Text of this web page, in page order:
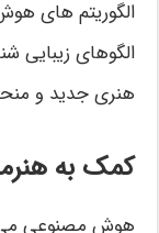
الگوریتم های
الگوهای زیبایی
هنری جدید و
کمک به
هوش مصنوعی می